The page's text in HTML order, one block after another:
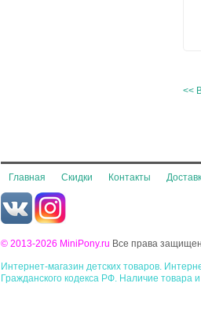
<<
Главная Скидки Контакты
© 2013-2026 MiniPony.ru Все права
Интернет-магазин детских товаров.
Гражданского кодекса РФ. Наличие товара